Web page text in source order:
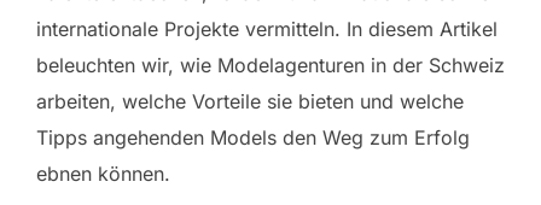
internationale Projekte vermitteln. In diesem Artikel
beleuchten wir, wie Modelagenturen in der Schweiz
arbeiten, welche Vorteile sie bieten und welche
Tipps angehenden Models den Weg zum Erfolg
ebnen können.